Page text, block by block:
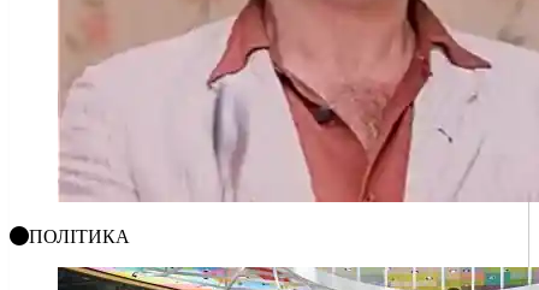
ПОЛІТИКА